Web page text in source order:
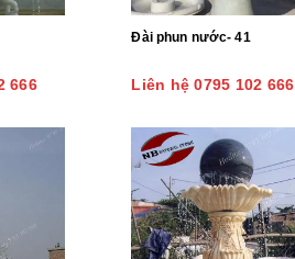
666
Đài phun nước- 41
Liên hệ 0795 102 666